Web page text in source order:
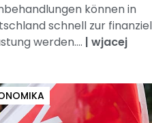
können in
schnell zur
werden.... | wjacej